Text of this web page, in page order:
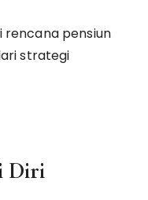
pensiun
strategi
Diri